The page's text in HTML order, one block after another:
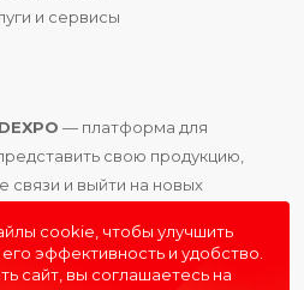
и сервисы
— платформа для
свою продукцию,
связи и выйти на новых
cookie, чтобы улучшить
эффективность и удобство.
сайт, вы соглашаетесь на